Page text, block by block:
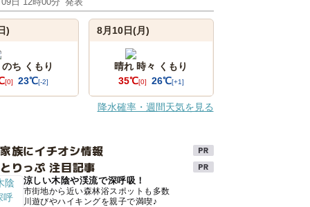
)
ち くもり
[0] 23℃[-2]
8月10日(月)
晴れ 時々 くもり
35℃[0] 26℃[+1]
降水確率・週間天気を見る
族にイチオシ情報
りっぷ 注目記事
涼しい木陰や渓流で深呼吸！
市街地から近い森林浴スポットも多数
川遊びやハイキングを親子で満喫♪